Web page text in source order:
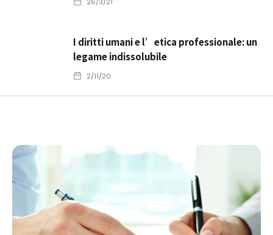
26/3/21
I diritti umani e l’etica professionale: un
legame indissolubile
2/11/20